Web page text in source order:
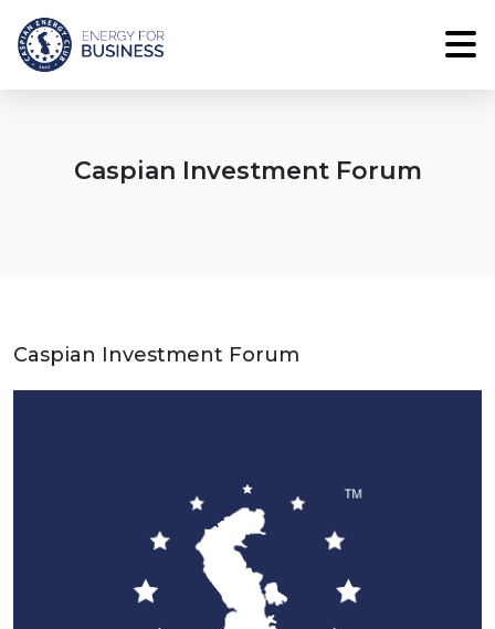
Caspian Investment Forum
Caspian Investment Forum